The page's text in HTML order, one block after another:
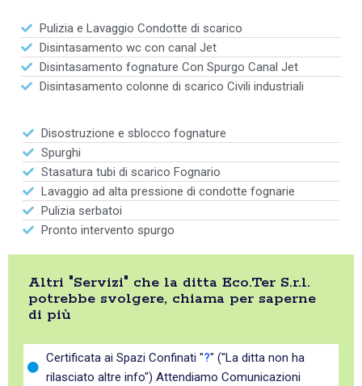
Pulizia e Lavaggio Condotte di scarico
Disintasamento wc con canal Jet
Disintasamento fognature Con Spurgo Canal Jet
Disintasamento colonne di scarico Civili industriali
Disostruzione e sblocco fognature
Spurghi
Stasatura tubi di scarico Fognario
Lavaggio ad alta pressione di condotte fognarie
Pulizia serbatoi
Pronto intervento spurgo
Altri "Servizi" che la ditta Eco.Ter S.r.l.
potrebbe svolgere, chiama per saperne
di più
Certificata ai Spazi Confinati "?" ("La ditta non ha
rilasciato altre info") Attendiamo Comunicazioni